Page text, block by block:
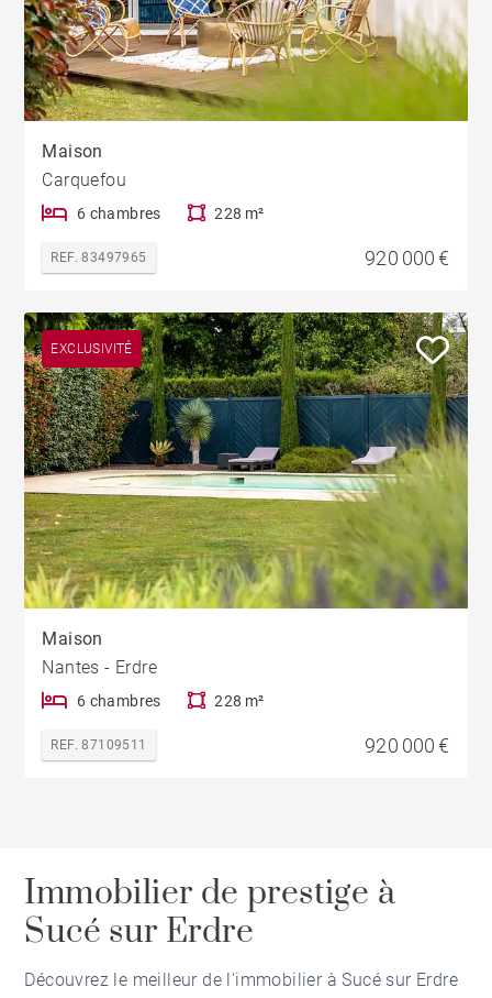
Maison
Carquefou
6 chambres 228 m²
REF. 83497965 920 000 €
EXCLUSIVITÉ
Maison
Nantes - Erdre
6 chambres 228 m²
REF. 87109511 920 000 €
Immobilier de prestige à
Sucé sur Erdre
Découvrez le meilleur de l'immobilier à Sucé sur Erdre